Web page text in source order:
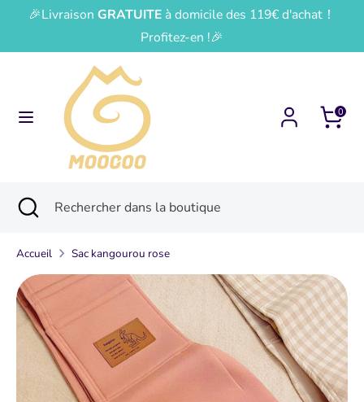
Passer
contenu
🎉Livraison GRATUITE à domicile des 119€ d'achat！
Profitez-en !🎉
0
Français
RechercheRechercher
dans
boutique
RechercheRechercher
la
boutique
Fermer
recherche
Accueil Sac kangourou rose